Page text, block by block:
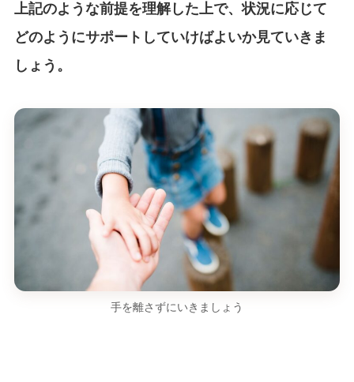
上記のような前提を理解した上で、状況に応じて
どのようにサポートしていけばよいか見ていきま
しょう。
手を離さずにいきましょう